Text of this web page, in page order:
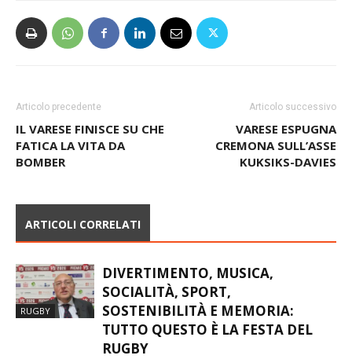
Articolo precedente
IL VARESE FINISCE SU CHE
FATICA LA VITA DA
BOMBER
Articolo successivo
VARESE ESPUGNA
CREMONA SULL’ASSE
KUKSIKS-DAVIES
ARTICOLI CORRELATI
RUGBY
DIVERTIMENTO, MUSICA,
SOCIALITÀ, SPORT,
SOSTENIBILITÀ E MEMORIA:
TUTTO QUESTO È LA FESTA DEL
RUGBY